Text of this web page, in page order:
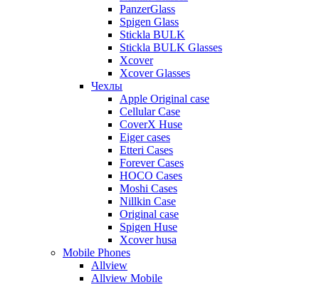
PanzerGlass
Spigen Glass
Stickla BULK
Stickla BULK Glasses
Xcover
Xcover Glasses
Чехлы
Apple Original case
Cellular Case
CoverX Huse
Eiger cases
Etteri Cases
Forever Cases
HOCO Cases
Moshi Cases
Nillkin Case
Original case
Spigen Huse
Xcover husa
Mobile Phones
Allview
Allview Mobile